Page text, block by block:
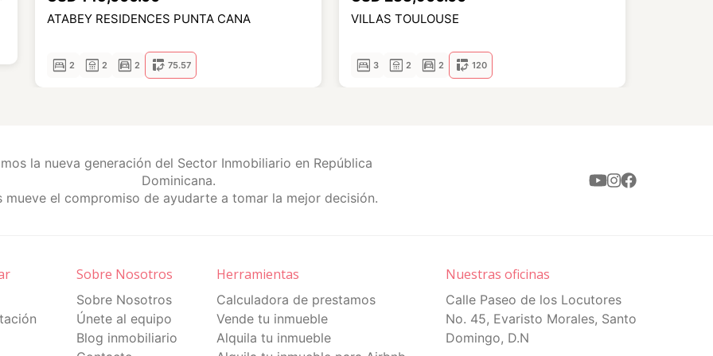
misma
Punta
ATABEY RESIDENCES PUNTA CANA
bedroom_parent 2 bathroom 2 garage 2 pivot_table_chart 75.57
VILLAS TOULOUSE
bedroom_parent 3 bathroom 2 garage 2 pivot_table_chart 120
la nueva generación del Sector Inmobiliario en República
Dominicana.
mueve el compromiso de ayudarte a tomar la mejor decisión.
Sobre Nosotros
Sobre Nosotros
Únete al equipo
Blog inmobiliario
Herramientas
Calculadora de prestamos
Vende tu inmueble
Alquila tu inmueble
Nuestras oficinas
Calle Paseo de los Locutores
No. 45, Evaristo Morales, Santo
Domingo, D.N